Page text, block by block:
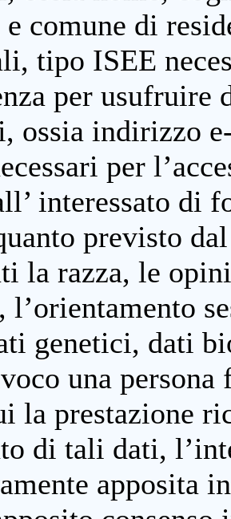
comune di
tipo ISEE
per
ossia indirizzo
per
interessato di
previsto
la razza, le
l’orientamento
genetici, dati
una
la prestazione
di tali dati,
apposita